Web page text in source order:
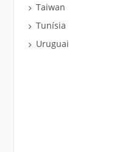
Taiwan
Tunísia
Uruguai